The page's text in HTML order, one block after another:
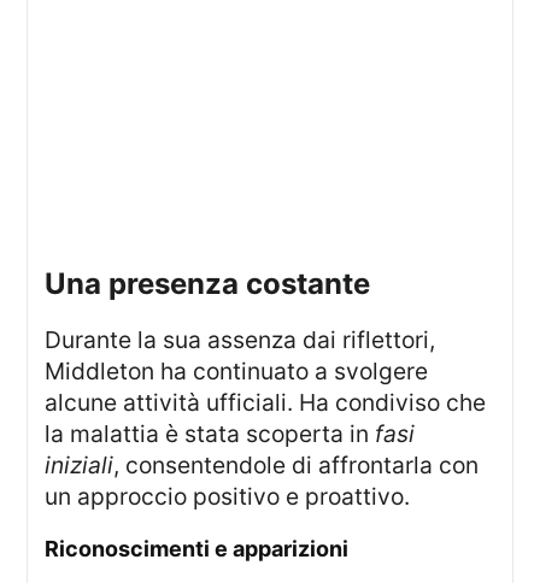
Una presenza costante
Durante la sua assenza dai riflettori,
Middleton ha continuato a svolgere
alcune attività ufficiali. Ha condiviso che
la malattia è stata scoperta in fasi
iniziali, consentendole di affrontarla con
un approccio positivo e proattivo.
Riconoscimenti e apparizioni